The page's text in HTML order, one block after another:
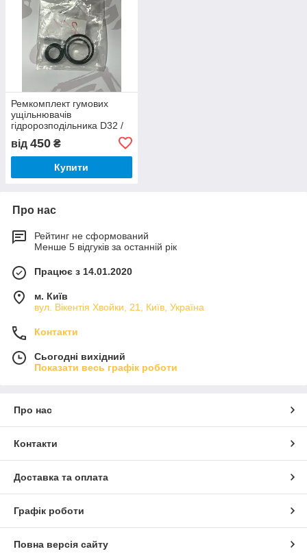
Ремкомплект гумових
ущільнювачів
гідророзподільника D32 /
від 450 ₴
Купити
Про нас
Рейтинг не сформований
Менше 5 відгуків за останній рік
Працює з 14.01.2020
м. Київ
вул. Вікентія Хвойки, 21, Київ, Україна
Контакти
Сьогодні вихідний
Показати весь графік роботи
Про нас
Контакти
Доставка та оплата
Графік роботи
Повна версія сайту